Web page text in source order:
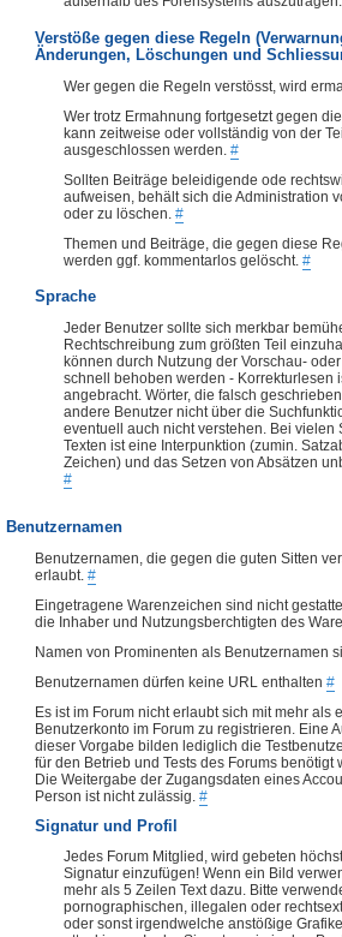
Verstöße gegen diese Regeln
Änderungen, Löschungen und
Wer gegen die Regeln verstösst, wird
Wer trotz Ermahnung fortgesetzt gegen
kann zeitweise oder vollständig von der
ausgeschlossen werden. #
Sollten Beiträge beleidigende ode
aufweisen, behält sich die Administration
oder zu löschen. #
Themen und Beiträge, die gegen diese
werden ggf. kommentarlos gelöscht. #
Sprache
Jeder Benutzer sollte sich merkbar
Rechtschreibung zum größten Teil
können durch Nutzung der Vorschau-
schnell behoben werden - Korrekturlesen
angebracht. Wörter, die falsch
andere Benutzer nicht über die
eventuell auch nicht verstehen. Bei vielen
Texten ist eine Interpunktion (zumin.
Zeichen) und das Setzen von Absätzen
#
Benutzernamen
Benutzernamen, die gegen die guten Sitten
erlaubt. #
Eingetragene Warenzeichen sind nicht
die Inhaber und Nutzungsberchtigten des
Namen von Prominenten als Benutzernamen
Benutzernamen dürfen keine URL enthalten #
Es ist im Forum nicht erlaubt sich mit mehr als
Benutzerkonto im Forum zu registrieren. Eine
dieser Vorgabe bilden lediglich die
für den Betrieb und Tests des Forums benötigt
Die Weitergabe der Zugangsdaten eines
Person ist nicht zulässig. #
Signatur und Profil
Jedes Forum Mitglied, wird gebeten
Signatur einzufügen! Wenn ein Bild
mehr als 5 Zeilen Text dazu. Bitte
pornographischen, illegalen oder
oder sonst irgendwelche anstößige